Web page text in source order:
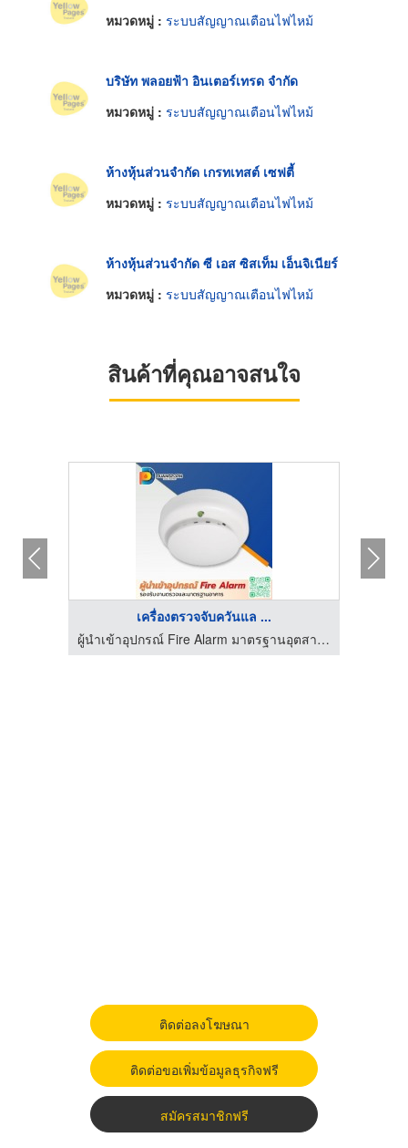
หมวดหมู่ : ระบบสัญญาณเตือนไฟไหม้
บริษัท พลอยฟ้า อินเตอร์เทรด จำกัด
หมวดหมู่ : ระบบสัญญาณเตือนไฟไหม้
ห้างหุ้นส่วนจำกัด เกรทเทสต์ เซฟตี้
หมวดหมู่ : ระบบสัญญาณเตือนไฟไหม้
ห้างหุ้นส่วนจำกัด ซี เอส ซิสเท็ม เอ็นจิเนียร์
หมวดหมู่ : ระบบสัญญาณเตือนไฟไหม้
สินค้าที่คุณอาจสนใจ
เครื่องตรวจจับควันแล ...
ผู้นำเข้าอุปกรณ์ Fire Alarm มาตรฐานอุตสาหกรรม - ดวงพรสวรรค์
ติดต่อลงโฆษณา
ติดต่อขอเพิ่มข้อมูลธุรกิจฟรี
สมัครสมาชิกฟรี